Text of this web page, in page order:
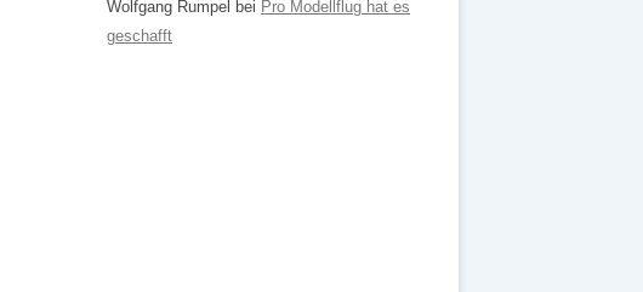
Wolfgang Rumpel bei Pro Modellflug hat es
geschafft